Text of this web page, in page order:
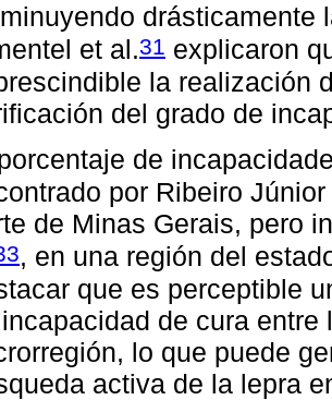
drásticamente
et al.31 explicaron
la realización
del grado de
de
por Ribeiro
de Minas Gerais, pero
, en una región del
que es perceptible
de cura
lo que puede
activa de la lepra